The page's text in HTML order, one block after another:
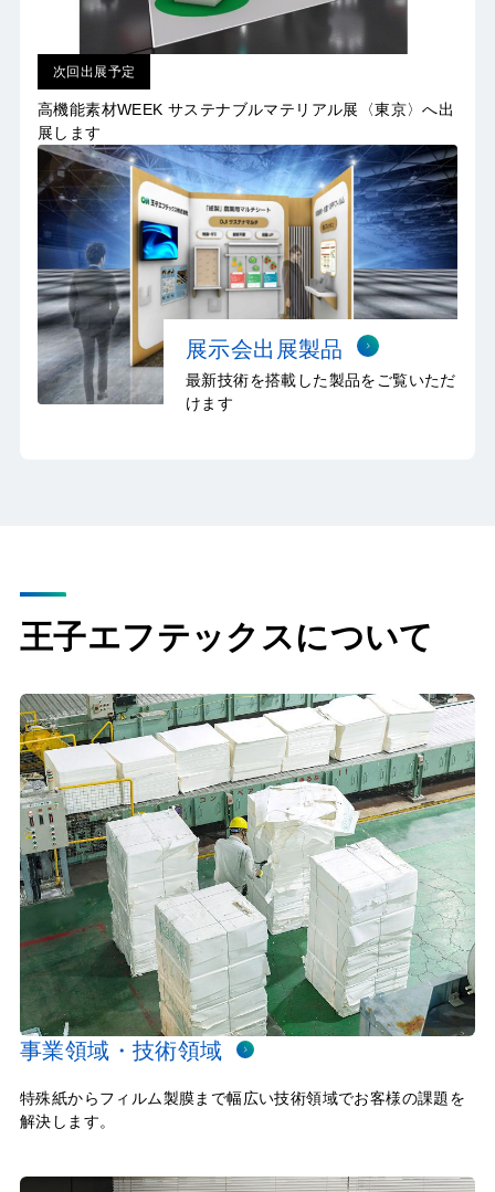
次回出展予定
高機能素材WEEK サステナブルマテリアル展〈東京〉へ出
展します
展示会出展製品
最新技術を搭載した製品をご覧いただ
けます
王子エフテックスについて
事業領域・技術領域
特殊紙からフィルム製膜まで幅広い技術領域でお客様の課題を
解決します。